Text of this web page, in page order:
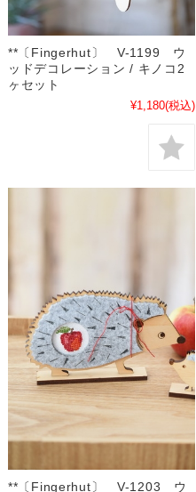
**〔Fingerhut〕 V-1199 ウ
ッドデコレーション / キノコ2
ヶセット
¥1,180(税込)
**〔Fingerhut〕 V-1203 ウ